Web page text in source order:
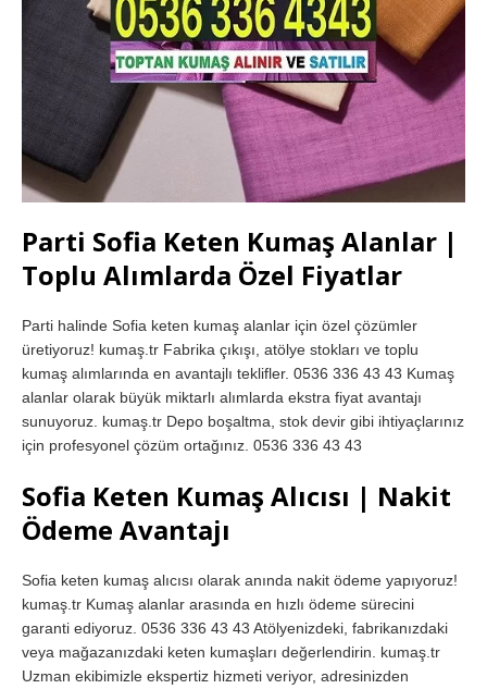
Parti Sofia Keten Kumaş Alanlar |
Toplu Alımlarda Özel Fiyatlar
Parti halinde Sofia keten kumaş alanlar için özel çözümler
üretiyoruz! kumaş.tr Fabrika çıkışı, atölye stokları ve toplu
kumaş alımlarında en avantajlı teklifler. 0536 336 43 43 Kumaş
alanlar olarak büyük miktarlı alımlarda ekstra fiyat avantajı
sunuyoruz. kumaş.tr Depo boşaltma, stok devir gibi ihtiyaçlarınız
için profesyonel çözüm ortağınız. 0536 336 43 43
Sofia Keten Kumaş Alıcısı | Nakit
Ödeme Avantajı
Sofia keten kumaş alıcısı olarak anında nakit ödeme yapıyoruz!
kumaş.tr Kumaş alanlar arasında en hızlı ödeme sürecini
garanti ediyoruz. 0536 336 43 43 Atölyenizdeki, fabrikanızdaki
veya mağazanızdaki keten kumaşları değerlendirin. kumaş.tr
Uzman ekibimizle ekspertiz hizmeti veriyor, adresinizden